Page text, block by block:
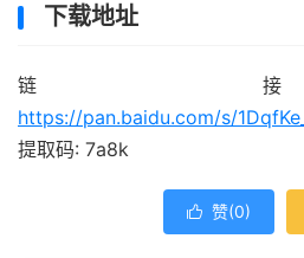
下载地址
链
https://pan.baidu.com/s/
提取码: 7a8k
 赞(0)